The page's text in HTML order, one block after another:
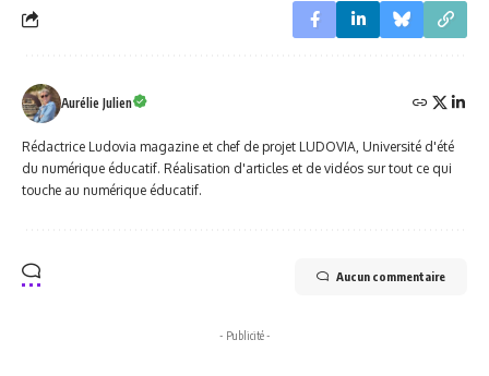
Aurélie Julien
Rédactrice Ludovia magazine et chef de projet LUDOVIA, Université d'été
du numérique éducatif. Réalisation d'articles et de vidéos sur tout ce qui
touche au numérique éducatif.
Aucun commentaire
- Publicité -